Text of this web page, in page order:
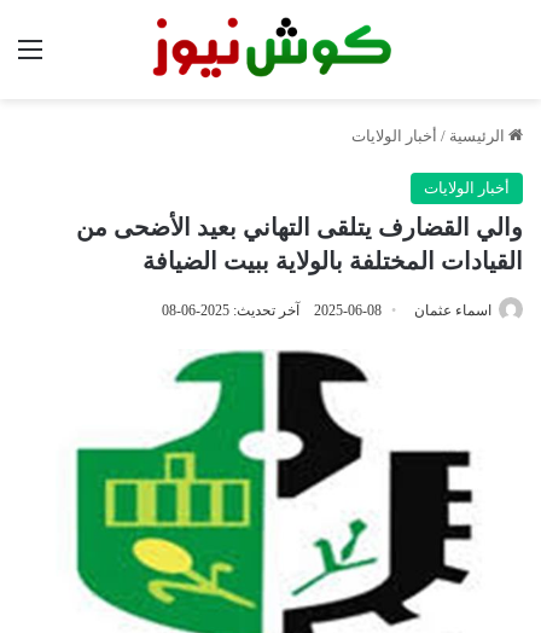
الرئيسية / أخبار الولايات
أخبار الولايات
والي القضارف يتلقى التهاني بعيد الأضحى من
القيادات المختلفة بالولاية ببيت الضيافة
اسماء عثمان 2025-06-08 آخر تحديث: 2025-06-08